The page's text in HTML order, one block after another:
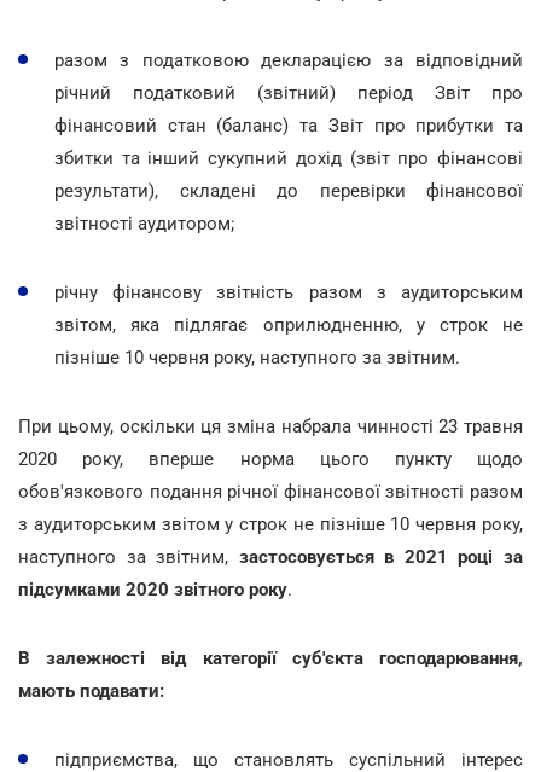
разом з податковою декларацією за відповідний
річний податковий (звітний) період Звіт про
фінансовий стан (баланс) та Звіт про прибутки та
збитки та інший сукупний дохід (звіт про фінансові
результати), складені до перевірки фінансової
звітності аудитором;
річну фінансову звітність разом з аудиторським
звітом, яка підлягає оприлюдненню, у строк не
пізніше 10 червня року, наступного за звітним.
При цьому, оскільки ця зміна набрала чинності 23 травня
2020 року, вперше норма цього пункту щодо
обов'язкового подання річної фінансової звітності разом
з аудиторським звітом у строк не пізніше 10 червня року,
наступного за звітним, застосовується в 2021 році за
підсумками 2020 звітного року.
В залежності від категорії суб'єкта господарювання,
мають подавати:
підприємства, що становлять суспільний інтерес